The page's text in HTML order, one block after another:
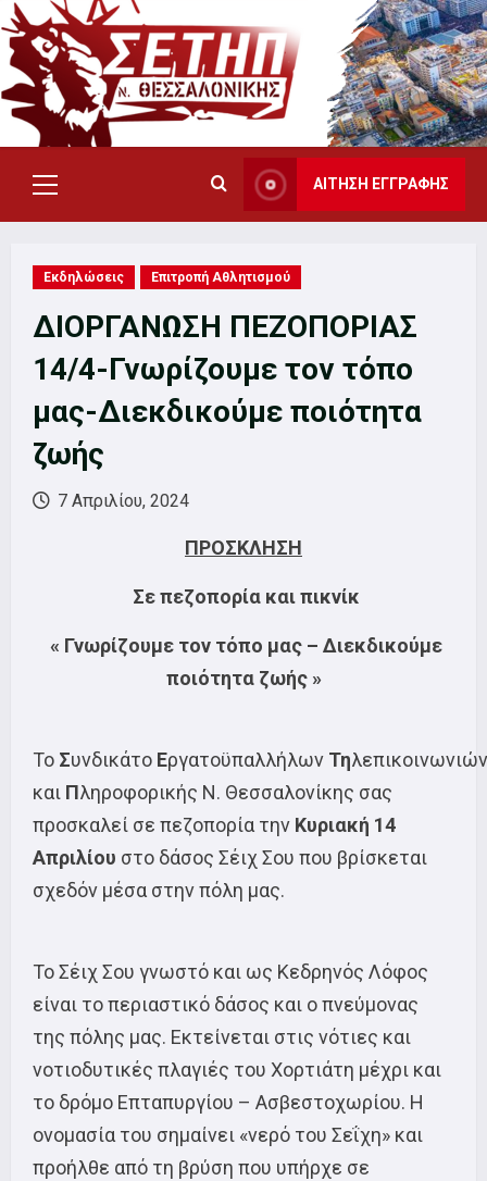
Skip
to
content
Primary
Menu
ΑΙΤΗΣΗ ΕΓΓΡΑΦΗΣ
Εκδηλώσεις Επιτροπή Αθλητισμού
ΔΙΟΡΓΑΝΩΣΗ ΠΕΖΟΠΟΡΙΑΣ
14/4-Γνωρίζουμε τον τόπο
μας-Διεκδικούμε ποιότητα
ζωής
7 Απριλίου, 2024
ΠΡΟΣΚΛΗΣΗ
Σε πεζοπορία και πικνίκ
« Γνωρίζουμε τον τόπο μας – Διεκδικούμε
ποιότητα ζωής »
Το Συνδικάτο Εργατοϋπαλλήλων Τηλεπικοινωνιών
και Πληροφορικής Ν. Θεσσαλονίκης σας
προσκαλεί σε πεζοπορία την Κυριακή 14
Απριλίου στο δάσος Σέιχ Σου που βρίσκεται
σχεδόν μέσα στην πόλη μας.
Το Σέιχ Σου γνωστό και ως Κεδρηνός Λόφος
είναι το περιαστικό δάσος και ο πνεύμονας
της πόλης μας. Εκτείνεται στις νότιες και
νοτιοδυτικές πλαγιές του Χορτιάτη μέχρι και
το δρόμο Επταπυργίου – Ασβεστοχωρίου. Η
ονομασία του σημαίνει «νερό του Σεΐχη» και
προήλθε από τη βρύση που υπήρχε σε